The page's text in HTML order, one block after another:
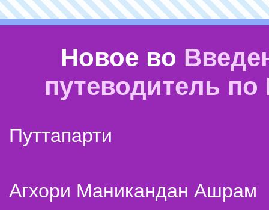
Новое во
путеводитель
Путтапарти
Агхори Маникандан Ашрам